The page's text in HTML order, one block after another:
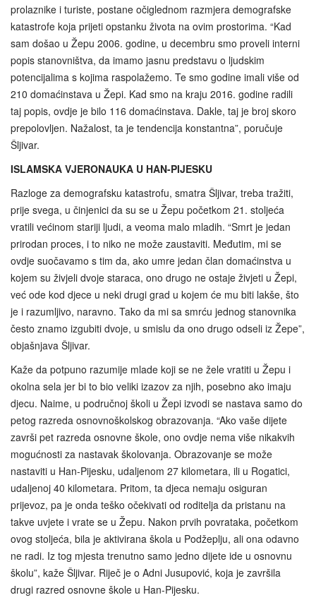
prolaznike i turiste, postane očiglednom razmjera demografske
katastrofe koja prijeti opstanku života na ovim prostorima. “Kad
sam došao u Žepu 2006. godine, u decembru smo proveli interni
popis stanovništva, da imamo jasnu predstavu o ljudskim
potencijalima s kojima raspolažemo. Te smo godine imali više od
210 domaćinstava u Žepi. Kad smo na kraju 2016. godine radili
taj popis, ovdje je bilo 116 domaćinstava. Dakle, taj je broj skoro
prepolovljen. Nažalost, ta je tendencija konstantna”, poručuje
Šljivar.
ISLAMSKA VJERONAUKA U HAN-PIJESKU
Razloge za demografsku katastrofu, smatra Šljivar, treba tražiti,
prije svega, u činjenici da su se u Žepu početkom 21. stoljeća
vratili većinom stariji ljudi, a veoma malo mladih. “Smrt je jedan
prirodan proces, i to niko ne može zaustaviti. Međutim, mi se
ovdje suočavamo s tim da, ako umre jedan član domaćinstva u
kojem su živjeli dvoje staraca, ono drugo ne ostaje živjeti u Žepi,
već ode kod djece u neki drugi grad u kojem će mu biti lakše, što
je i razumljivo, naravno. Tako da mi sa smrću jednog stanovnika
često znamo izgubiti dvoje, u smislu da ono drugo odseli iz Žepe”,
objašnjava Šljivar.
Kaže da potpuno razumije mlade koji se ne žele vratiti u Žepu i
okolna sela jer bi to bio veliki izazov za njih, posebno ako imaju
djecu. Naime, u područnoj školi u Žepi izvodi se nastava samo do
petog razreda osnovnoškolskog obrazovanja. “Ako vaše dijete
završi pet razreda osnovne škole, ono ovdje nema više nikakvih
mogućnosti za nastavak školovanja. Obrazovanje se može
nastaviti u Han-Pijesku, udaljenom 27 kilometara, ili u Rogatici,
udaljenoj 40 kilometara. Pritom, ta djeca nemaju osiguran
prijevoz, pa je onda teško očekivati od roditelja da pristanu na
takve uvjete i vrate se u Žepu. Nakon prvih povrataka, početkom
ovog stoljeća, bila je aktivirana škola u Podžeplju, ali ona odavno
ne radi. Iz tog mjesta trenutno samo jedno dijete ide u osnovnu
školu”, kaže Šljivar. Riječ je o Adni Jusupović, koja je završila
drugi razred osnovne škole u Han-Pijesku.